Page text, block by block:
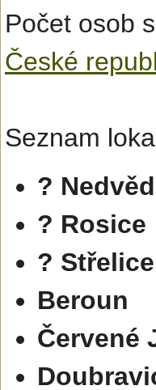
Počet osob
České
Seznam
?
? Rosice
? Střelice
Beroun
Červené